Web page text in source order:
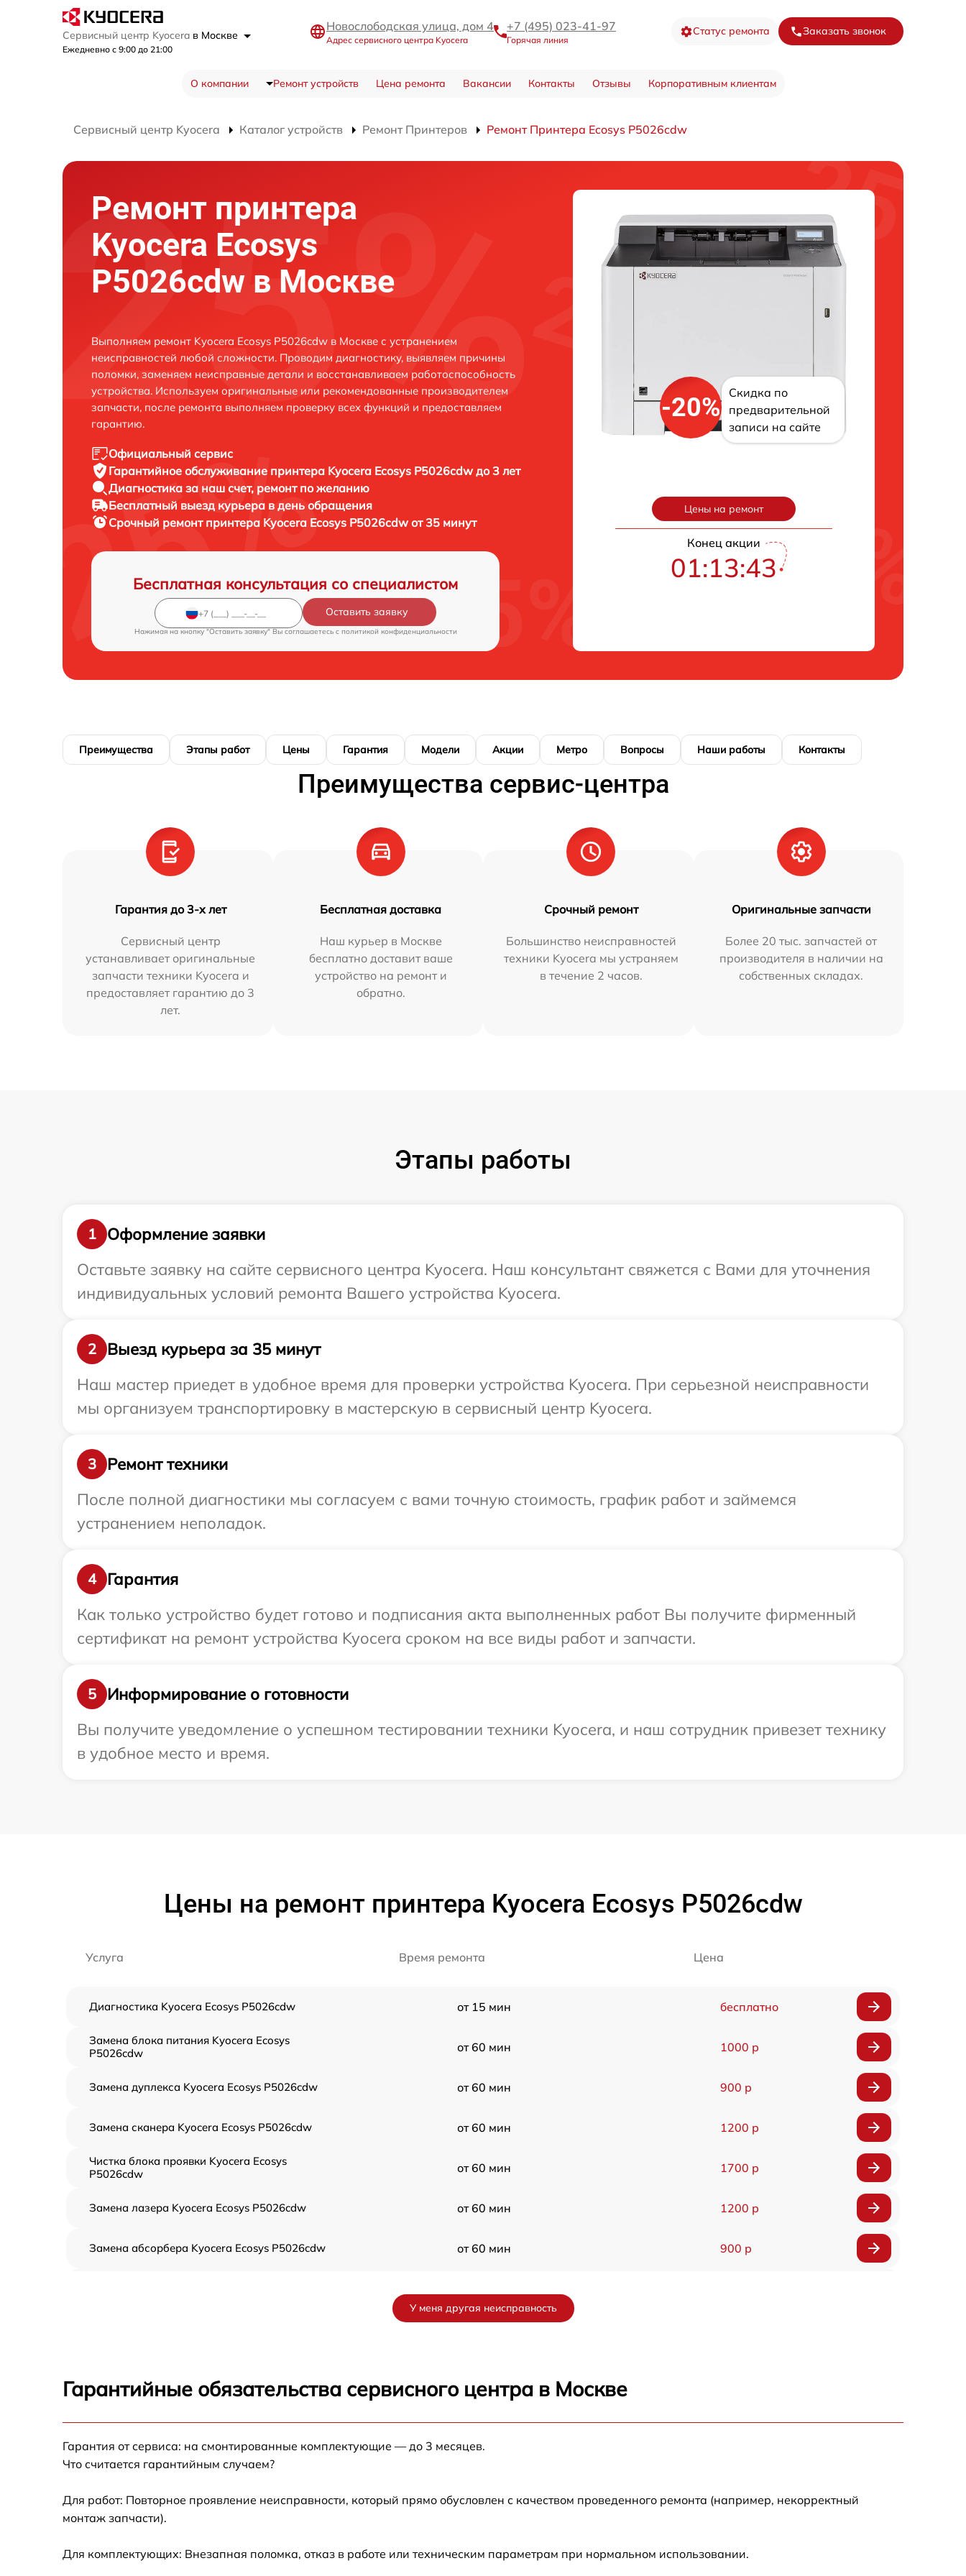
Сервисный центр Kyocera в Москве
Ежедневно с 9:00 до 21:00
Новослободская улица, дом 4
Адрес сервисного центра Kyocera
+7 (495) 023-41-97
Горячая линия
Статус ремонта Заказать звонок
О компании Ремонт устройств Цена ремонта Вакансии Контакты Отзывы Корпоративным клиентам
Сервисный центр Kyocera Каталог устройств Ремонт Принтеров Ремонт Принтера Ecosys P5026cdw
Ремонт принтера
Kyocera Ecosys
P5026cdw в Москве
Выполняем ремонт Kyocera Ecosys P5026cdw в Москве с устранением
неисправностей любой сложности. Проводим диагностику, выявляем причины
поломки, заменяем неисправные детали и восстанавливаем работоспособность
устройства. Используем оригинальные или рекомендованные производителем
запчасти, после ремонта выполняем проверку всех функций и предоставляем
гарантию.
Официальный сервис
Гарантийное обслуживание принтера Kyocera Ecosys P5026cdw до 3 лет
Диагностика за наш счет, ремонт по желанию
Бесплатный выезд курьера в день обращения
Срочный ремонт принтера Kyocera Ecosys P5026cdw от 35 минут
Бесплатная консультация со специалистом
Оставить заявку
Нажимая на кнопку "Оставить заявку" Вы соглашаетесь c политикой конфиденциальности
-20%
Скидка по
предварительной
записи на сайте
Цены на ремонт
Конец акции
01:13:43
Преимущества Этапы работ Цены Гарантия Модели Акции Метро Вопросы Наши работы Контакты
Преимущества сервис-центра
Гарантия до 3-х лет
Сервисный центр
устанавливает оригинальные
запчасти техники Kyocera и
предоставляет гарантию до 3
лет.
Бесплатная доставка
Наш курьер в Москве
бесплатно доставит ваше
устройство на ремонт и
обратно.
Срочный ремонт
Большинство неисправностей
техники Kyocera мы устраняем
в течение 2 часов.
Оригинальные запчасти
Более 20 тыс. запчастей от
производителя в наличии на
собственных складах.
Этапы работы
1
Оформление заявки
Оставьте заявку на сайте сервисного центра Kyocera. Наш консультант свяжется с Вами для уточнения
индивидуальных условий ремонта Вашего устройства Kyocera.
2
Выезд курьера за 35 минут
Наш мастер приедет в удобное время для проверки устройства Kyocera. При серьезной неисправности
мы организуем транспортировку в мастерскую в сервисный центр Kyocera.
3
Ремонт техники
После полной диагностики мы согласуем с вами точную стоимость, график работ и займемся
устранением неполадок.
4
Гарантия
Как только устройство будет готово и подписания акта выполненных работ Вы получите фирменный
сертификат на ремонт устройства Kyocera сроком на все виды работ и запчасти.
5
Информирование о готовности
Вы получите уведомление о успешном тестировании техники Kyocera, и наш сотрудник привезет технику
в удобное место и время.
Цены на ремонт принтера Kyocera Ecosys P5026cdw
Услуга Время ремонта Цена
Диагностика Kyocera Ecosys P5026cdw от 15 мин бесплатно
Замена блока питания Kyocera Ecosys
P5026cdw
от 60 мин 1000 р
Замена дуплекса Kyocera Ecosys P5026cdw от 60 мин 900 р
Замена сканера Kyocera Ecosys P5026cdw от 60 мин 1200 р
Чистка блока проявки Kyocera Ecosys
P5026cdw
от 60 мин 1700 р
Замена лазера Kyocera Ecosys P5026cdw от 60 мин 1200 р
Замена абсорбера Kyocera Ecosys P5026cdw от 60 мин 900 р
Замена печатной головки Kyocera Ecosys
P5026cdw
от 60 мин
У меня другая неисправность
Гарантийные обязательства сервисного центра в Москве
Гарантия от сервиса: на смонтированные комплектующие — до 3 месяцев.
Что считается гарантийным случаем?
Для работ: Повторное проявление неисправности, который прямо обусловлен с качеством проведенного ремонта (например, некорректный
монтаж запчасти).
Для комплектующих: Внезапная поломка, отказ в работе или техническим параметрам при нормальном использовании.